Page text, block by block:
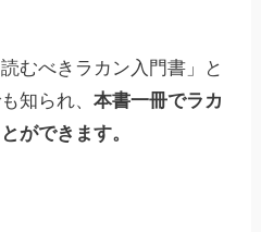
むべきラカン入門書」と
知られ、本書一冊でラカ
ができます。